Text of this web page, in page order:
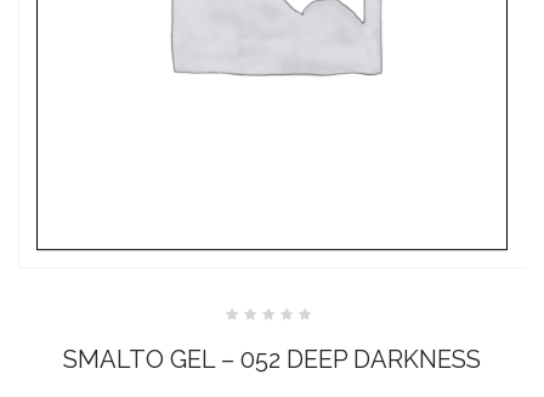
su
SMALTO GEL – 052 DEEP DARKNESS